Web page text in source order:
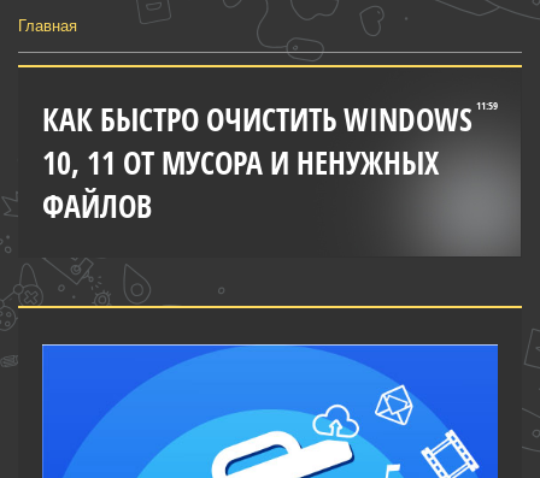
Главная
11:59
КАК БЫСТРО ОЧИСТИТЬ WINDOWS
10, 11 ОТ МУСОРА И НЕНУЖНЫХ
ФАЙЛОВ